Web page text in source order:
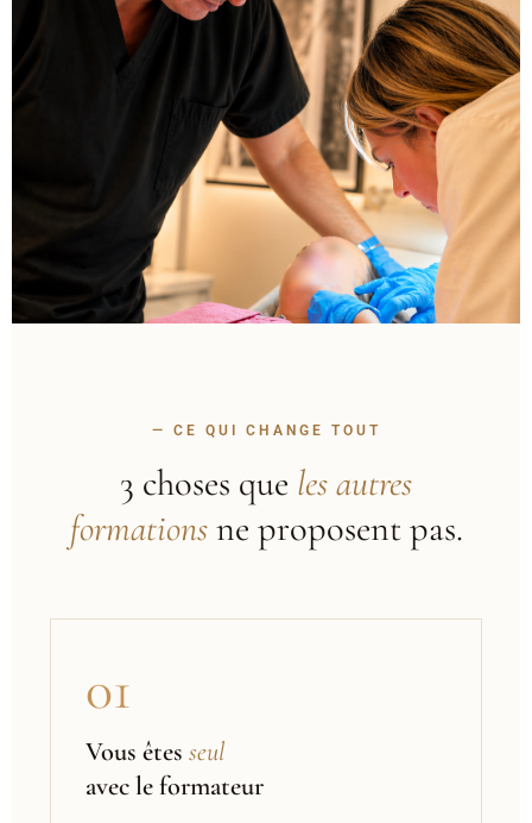
— CE QUI CHANGE TOUT
3 choses que les autres
formationsne proposent pas.
01
Vous êtes seul
avec le formateur